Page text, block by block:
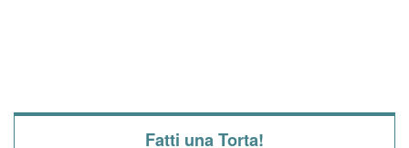
Fatti una Torta!